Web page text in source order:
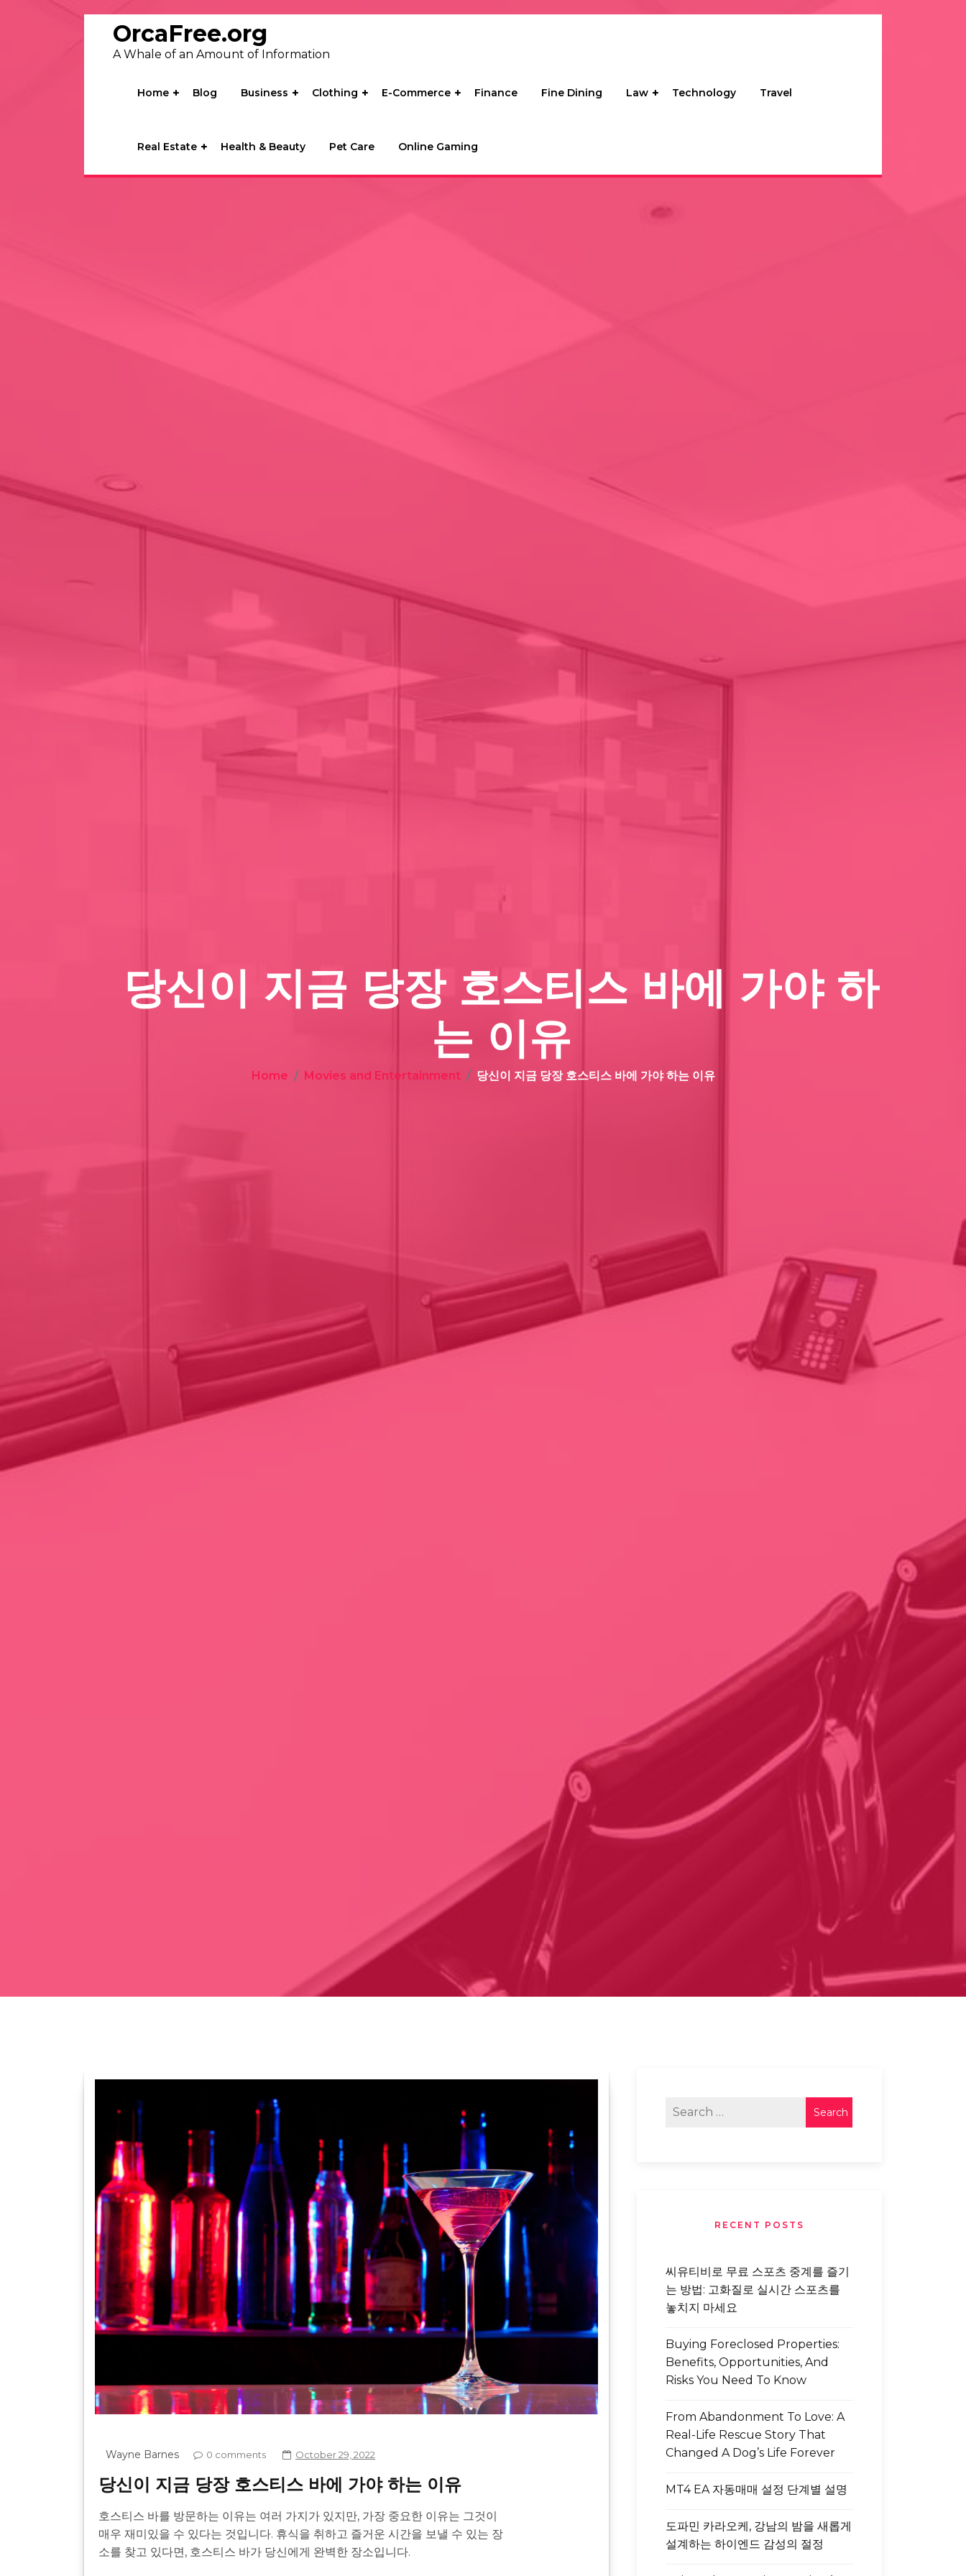
OrcaFree.org
A Whale of an Amount of Information
Home Blog Business Clothing E-Commerce Finance Fine Dining Law Technology Travel
Real Estate Health & Beauty Pet Care Online Gaming
당신이 지금 당장 호스티스 바에 가야 하
는 이유
Home Movies and Entertainment 당신이 지금 당장 호스티스 바에 가야 하는 이유
Wayne Barnes 0 comments October 29, 2022
당신이 지금 당장 호스티스 바에 가야 하는 이유
호스티스 바를 방문하는 이유는 여러 가지가 있지만, 가장 중요한 이유는 그것이
매우 재미있을 수 있다는 것입니다. 휴식을 취하고 즐거운 시간을 보낼 수 있는 장
소를 찾고 있다면, 호스티스 바가 당신에게 완벽한 장소입니다.
RECENT POSTS
씨유티비로 무료 스포츠 중계를 즐기
는 방법: 고화질로 실시간 스포츠를
놓치지 마세요
Buying Foreclosed Properties:
Benefits, Opportunities, And
Risks You Need To Know
From Abandonment To Love: A
Real-Life Rescue Story That
Changed A Dog’s Life Forever
MT4 EA 자동매매 설정 단계별 설명
도파민 카라오케, 강남의 밤을 새롭게
설계하는 하이엔드 감성의 절정